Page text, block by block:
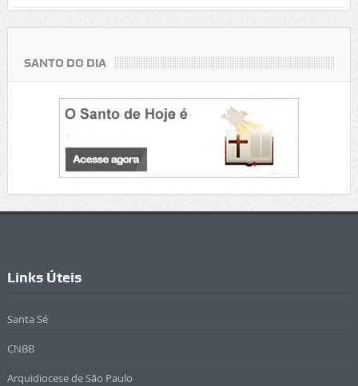
SANTO DO DIA
Links Úteis
Santa Sé
CNBB
Arquidiocese de São Paulo